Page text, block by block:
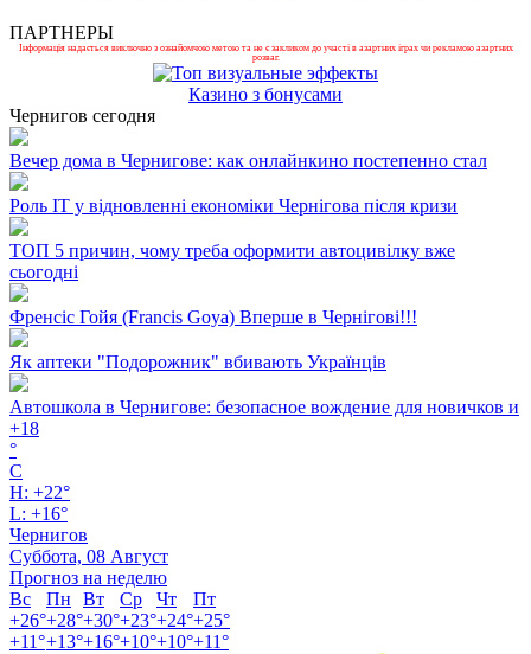
ПАРТНЕРЫ
Інформація надається виключно з ознайомчою метою та не є закликом до участі в азартних іграх чи рекламою азартних
розваг.
Казино з бонусами
Чернигов сегодня
Вечер дома в Чернигове: как онлайнкино постепенно стал
Роль ІТ у відновленні економіки Чернігова після кризи
ТОП 5 причин, чому треба оформити автоцивілку вже
сьогодні
Френсіс Гойя (Francis Goya) Вперше в Чернігові!!!
Як аптеки "Подорожник" вбивають Українців
Автошкола в Чернигове: безопасное вождение для новичков и
+18
°
C
H: +22°
L: +16°
Чернигов
Суббота, 08 Август
Прогноз на неделю
Вс
Пн Вт Ср Чт
Пт
+26°+28°+30°+23°+24°+25°
+11°+13°+16°+10°+10°+11°